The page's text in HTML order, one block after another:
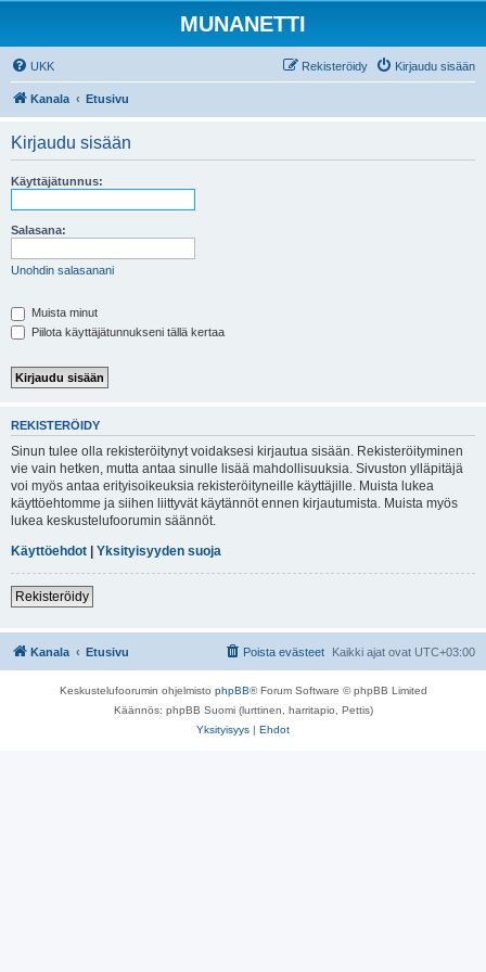
MUNANETTI
UKK Kirjaudu sisään
Rekisteröidy
Kanala Etusivu
Kirjaudu sisään
Käyttäjätunnus:
Salasana:
Unohdin salasanani
Muista minut
Piilota käyttäjätunnukseni tällä kertaa
REKISTERÖIDY
Sinun tulee olla rekisteröitynyt voidaksesi kirjautua sisään. Rekisteröityminen
vie vain hetken, mutta antaa sinulle lisää mahdollisuuksia. Sivuston ylläpitäjä
voi myös antaa erityisoikeuksia rekisteröityneille käyttäjille. Muista lukea
käyttöehtomme ja siihen liittyvät käytännöt ennen kirjautumista. Muista myös
lukea keskustelufoorumin säännöt.
Käyttöehdot | Yksityisyyden suoja
Rekisteröidy
Kanala Etusivu Kaikki ajat ovat UTC+03:00
Poista evästeet
Keskustelufoorumin ohjelmisto phpBB® Forum Software © phpBB Limited
Käännös: phpBB Suomi (lurttinen, harritapio, Pettis)
Yksityisyys | Ehdot